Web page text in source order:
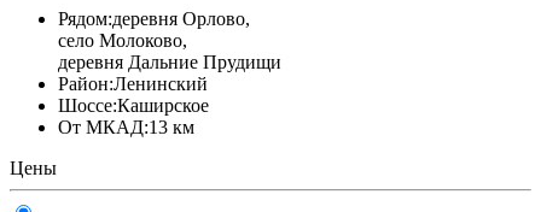
Рядом:деревня Орлово,
село Молоково,
деревня Дальние Прудищи
Район:Ленинский
Шоссе:Каширское
От МКАД:13 км
Цены